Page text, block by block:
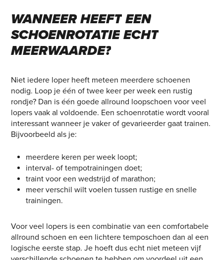
WANNEER HEEFT EEN
SCHOENROTATIE ECHT
MEERWAARDE?
Niet iedere loper heeft meteen meerdere schoenen
nodig. Loop je één of twee keer per week een rustig
rondje? Dan is één goede allround loopschoen voor veel
lopers vaak al voldoende. Een schoenrotatie wordt vooral
interessant wanneer je vaker of gevarieerder gaat trainen.
Bijvoorbeeld als je:
meerdere keren per week loopt;
interval- of tempotrainingen doet;
traint voor een wedstrijd of marathon;
meer verschil wilt voelen tussen rustige en snelle
trainingen.
Voor veel lopers is een combinatie van een comfortabele
allround schoen en een lichtere temposchoen dan al een
logische eerste stap. Je hoeft dus echt niet meteen vijf